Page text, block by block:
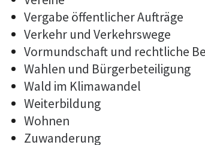
Vergabe öffentlicher Aufträge
Verkehr und Verkehrswege
Vormundschaft und rechtliche
Wahlen und Bürgerbeteiligung
Wald im Klimawandel
Weiterbildung
Wohnen
Zuwanderung